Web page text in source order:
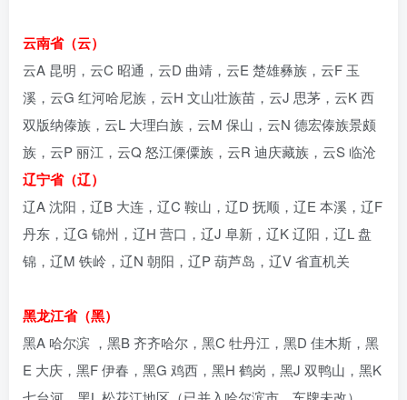
云南省（云）
云A 昆明，云C 昭通，云D 曲靖，云E 楚雄彝族，云F 玉
溪，云G 红河哈尼族，云H 文山壮族苗，云J 思茅，云K 西
双版纳傣族，云L 大理白族，云M 保山，云N 德宏傣族景颇
族，云P 丽江，云Q 怒江傈僳族，云R 迪庆藏族，云S 临沧
辽宁省（辽）
辽A 沈阳，辽B 大连，辽C 鞍山，辽D 抚顺，辽E 本溪，辽F
丹东，辽G 锦州，辽H 营口，辽J 阜新，辽K 辽阳，辽L 盘
锦，辽M 铁岭，辽N 朝阳，辽P 葫芦岛，辽V 省直机关
黑龙江省（黑）
黑A 哈尔滨 ，黑B 齐齐哈尔，黑C 牡丹江，黑D 佳木斯，黑
E 大庆，黑F 伊春，黑G 鸡西，黑H 鹤岗，黑J 双鸭山，黑K